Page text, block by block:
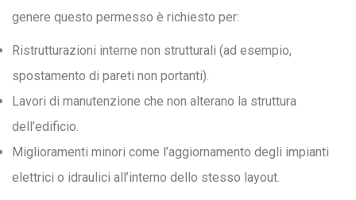
genere questo permesso è richiesto per:
Ristrutturazioni interne non strutturali (ad esempio,
spostamento di pareti non portanti).
Lavori di manutenzione che non alterano la struttura
dell’edificio.
Miglioramenti minori come l’aggiornamento degli impianti
elettrici o idraulici all’interno dello stesso layout.